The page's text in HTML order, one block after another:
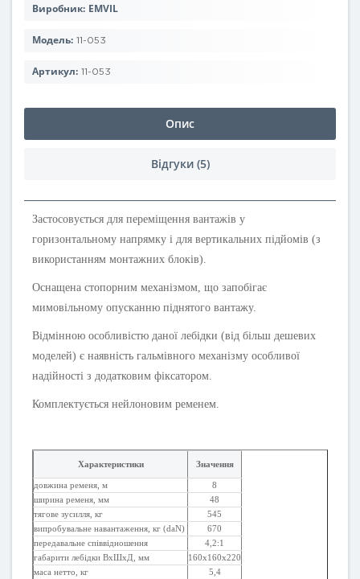
Виробник: EMVIL
Модель: 11-053
Артикул: 11-053
Опис
Відгуки (5)
Застосовується для переміщення вантажів у
горизонтальному напрямку і для вертикальних підйомів (з
використанням монтажних блоків).
Оснащена стопорним механізмом, що запобігає
мимовільному опусканню піднятого вантажу.
Відмінною особливістю даної лебідки (від більш дешевих
моделей) є наявність гальмівного механізму особливої
надійності з додатковим фіксатором.
Комплектується нейлоновим ременем.
Характеристики Значення
довжина ременя, м
8
ширина ременя, мм
48
тягове зусилля, кг
545
випробувальне навантаження, кг (daN)
670
передавальне співвідношення
4,2:1
габарити лебідки ВхШхД, мм
160х160х220
маса нетто, кг
5,4